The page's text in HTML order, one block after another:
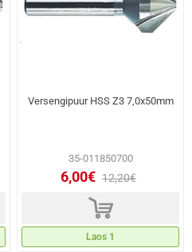
Versengipuur HSS Z3 7,0x50mm
35-011850700
6,00€ 12,20€
d
Laos 1